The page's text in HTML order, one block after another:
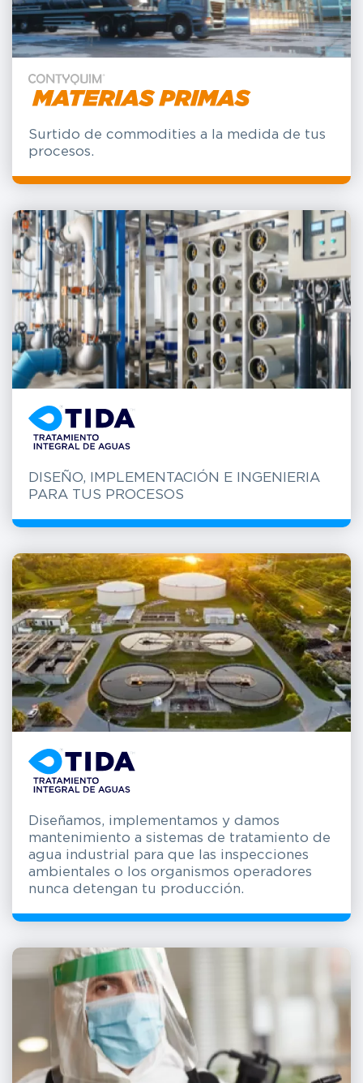
Surtido de commodities a la medida de tus
procesos.
DISEÑO, IMPLEMENTACIÓN E INGENIERIA
PARA TUS PROCESOS
Diseñamos, implementamos y damos
mantenimiento a sistemas de tratamiento de
agua industrial para que las inspecciones
ambientales o los organismos operadores
nunca detengan tu producción.